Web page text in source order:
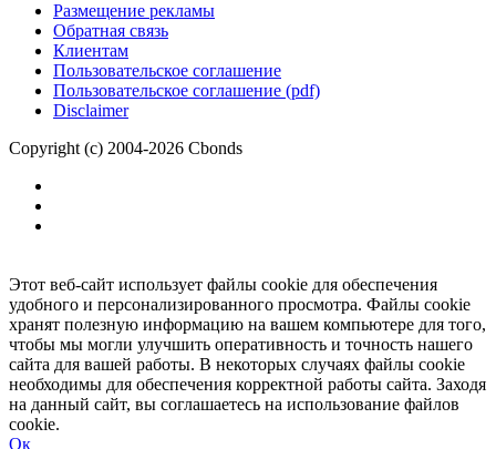
Размещение рекламы
Обратная связь
Клиентам
Пользовательское соглашение
Пользовательское соглашение (pdf)
Disclaimer
Copyright (c) 2004-2026 Cbonds
Этот веб-сайт использует файлы cookie для обеспечения
удобного и персонализированного просмотра. Файлы cookie
хранят полезную информацию на вашем компьютере для того,
чтобы мы могли улучшить оперативность и точность нашего
сайта для вашей работы. В некоторых случаях файлы cookie
необходимы для обеспечения корректной работы сайта. Заходя
на данный сайт, вы соглашаетесь на использование файлов
cookie.
Ок